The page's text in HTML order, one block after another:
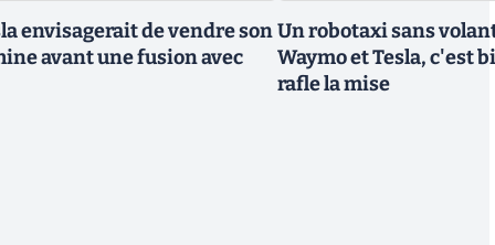
envisagerait de vendre son
avant une fusion avec
Un robotaxi sans
Waymo et Tesla, c'est
rafle la mise